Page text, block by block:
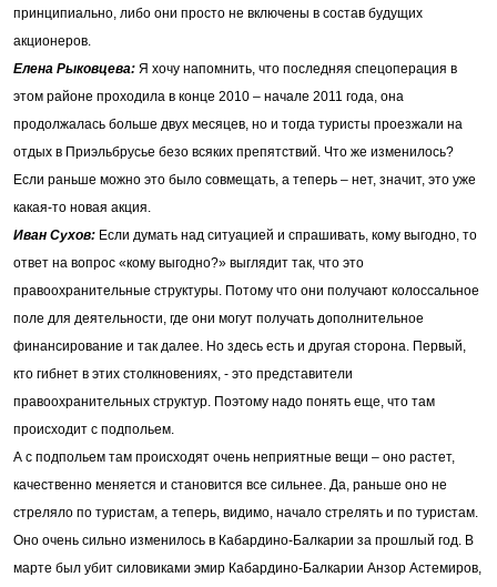
принципиально, либо они просто не включены в состав будущих
акционеров.
Елена Рыковцева: Я хочу напомнить, что последняя спецоперация в
этом районе проходила в конце 2010 – начале 2011 года, она
продолжалась больше двух месяцев, но и тогда туристы проезжали на
отдых в Приэльбрусье безо всяких препятствий. Что же изменилось?
Если раньше можно это было совмещать, а теперь – нет, значит, это уже
какая-то новая акция.
Иван Сухов: Если думать над ситуацией и спрашивать, кому выгодно, то
ответ на вопрос «кому выгодно?» выглядит так, что это
правоохранительные структуры. Потому что они получают колоссальное
поле для деятельности, где они могут получать дополнительное
финансирование и так далее. Но здесь есть и другая сторона. Первый,
кто гибнет в этих столкновениях, - это представители
правоохранительных структур. Поэтому надо понять еще, что там
происходит с подпольем.
А с подпольем там происходят очень неприятные вещи – оно растет,
качественно меняется и становится все сильнее. Да, раньше оно не
стреляло по туристам, а теперь, видимо, начало стрелять и по туристам.
Оно очень сильно изменилось в Кабардино-Балкарии за прошлый год. В
марте был убит силовиками эмир Кабардино-Балкарии Анзор Астемиров,